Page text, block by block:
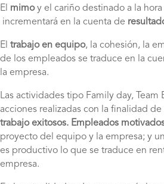
El mimoy el cariño destinado a la
incrementará en la cuenta de
El trabajo en equipo, la cohesión, la
de los empleados se traduce en la
la empresa.
Las actividades tipo Family day, Team
acciones realizadas con la finalidad de
trabajo exitosos. Empleados
proyecto del equipo y la empresa; y
es productivo lo que se traduce en
empresa.